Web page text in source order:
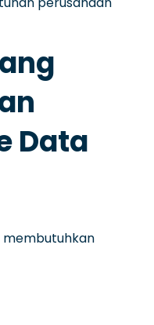
Data
membutuhkan